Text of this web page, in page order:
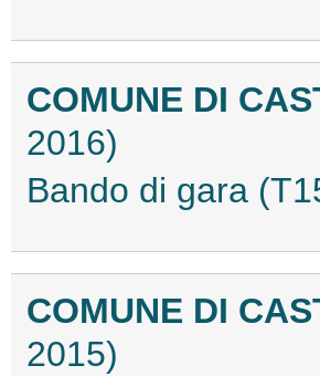
COMUNE DI
2016)
Bando di gara
COMUNE DI
2015)